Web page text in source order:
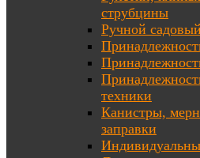
струбцины
Ручной
техники
Канистры,
заправки